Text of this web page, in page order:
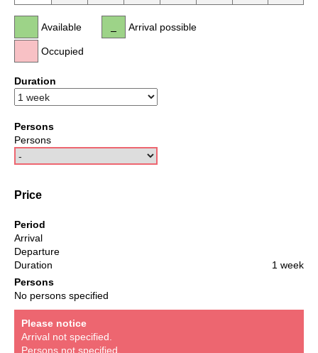
Available
Occupied
Arrival possible
Duration
Persons
Persons
Price
Period
Arrival
Departure
Duration
1 week
Persons
No persons specified
Please notice
Arrival not specified.
Persons not specified.